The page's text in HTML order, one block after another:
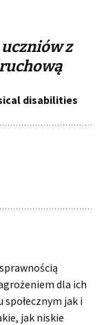
z
disabilities
dla ich
społecznym jak i
jak niskie